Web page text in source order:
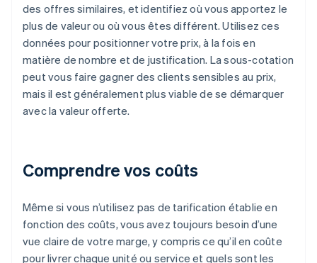
des offres similaires, et identifiez où vous apportez le
plus de valeur ou où vous êtes différent. Utilisez ces
données pour positionner votre prix, à la fois en
matière de nombre et de justification. La sous-cotation
peut vous faire gagner des clients sensibles au prix,
mais il est généralement plus viable de se démarquer
avec la valeur offerte.
Comprendre vos coûts
Même si vous n’utilisez pas de tarification établie en
fonction des coûts, vous avez toujours besoin d’une
vue claire de votre marge, y compris ce qu’il en coûte
pour livrer chaque unité ou service et quels sont les